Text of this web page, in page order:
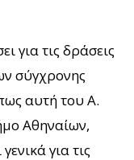
για τις δράσεις
σύγχρονης
αυτή του Α.
Αθηναίων,
για τις